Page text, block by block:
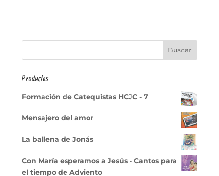
Productos
Formación de Catequistas HCJC - 7
Mensajero del amor
La ballena de Jonás
Con María esperamos a Jesús - Cantos para
el tiempo de Adviento